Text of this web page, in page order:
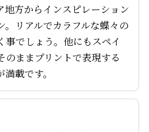
地方からインスピレーション
。リアルでカラフルな蝶々の
事でしょう。他にもスペイ
のままプリントで表現する
載です。